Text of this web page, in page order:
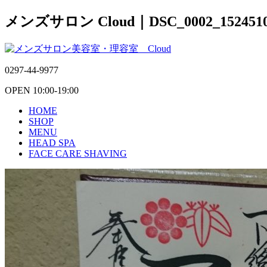
メンズサロン Cloud｜
0297-44-9977
OPEN 10:00-19:00
HOME
SHOP
MENU
HEAD SPA
FACE CARE SHAVING